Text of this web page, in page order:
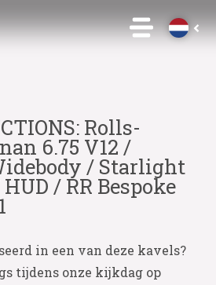
Rolls-
6.75 V12 /
/ Starlight
/ RR Bespoke
in een van deze kavels?
tijdens onze kijkdag op